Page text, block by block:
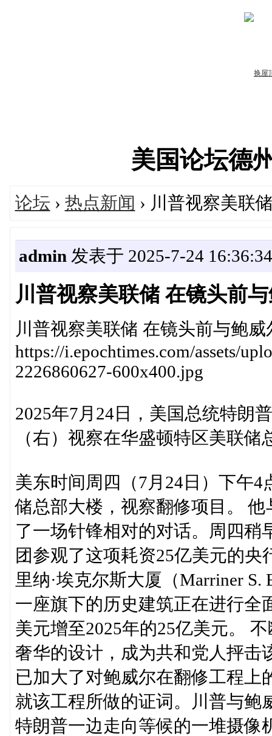
美国论坛德
论坛 › 热点新闻 › 川普视察美联
admin 发表于 2025-7-24 16:36:34
川普视察美联储 在镜头前
川普视察美联储 在镜头前与鲍
https://i.epochtimes.com/assets/
2226860627-600x400.jpg
2025年7月24日，美国总统特朗
（右）视察在华盛顿特区美联
美东时间周四（7月24日）下午
储总部大楼，视察翻修项目。
了一场针锋相对的对话。周四稍
团参观了这项耗资25亿美元的
里纳·埃克尔斯大厦（Marriner
一座旗下的历史建筑正在进行全
美元增至2025年的25亿美元。
奢华的设计，成为共和党人抨击
已加大了对鲍威尔在翻修工程上
就该工程所做的证词。川普与鲍
特朗普一边走向等候的一堆摄像